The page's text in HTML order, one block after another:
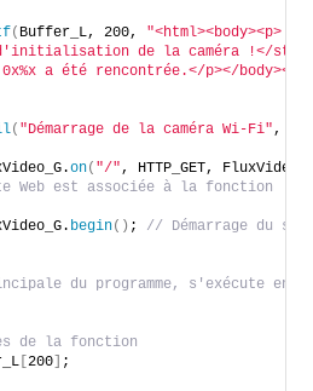
( Buffer_L, 200, "<html><body><p>
de la caméra !</
a été rencontrée.</p></body></
( "Démarrage de la caméra Wi-Fi",
on( "/", HTTP_GET, FluxVideo
Web est associée à la fonction
begin() ; // Démarrage du
du programme, s'exécute en
de la fonction
[200 ;